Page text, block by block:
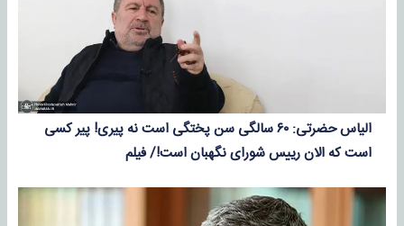
الیاس حضرتی: ۶۰ سالگی سن پختگی است نه پیری! پیر کسی
است که الان رییس شورای نگهبان است!/ فیلم